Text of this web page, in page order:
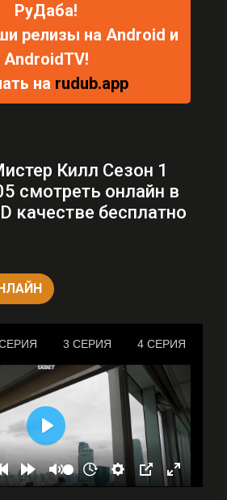
РуДаба!
релизы на Android и
AndroidTV!
на rudub.app
Килл Сезон 1
смотреть онлайн в
качестве бесплатно